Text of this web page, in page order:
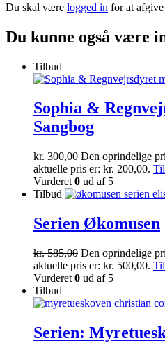
Du skal være logged in for at afgive
Du kunne også være
Tilbud
Sophia &
Sangbog
kr.300,00 Den oprindelige
aktuelle pris er: kr. 200,00.
Vurderet 0 ud af 5
Tilbud
Serien Økomusen
kr.585,00 Den oprindelige
aktuelle pris er: kr. 500,00.
Vurderet 0 ud af 5
Tilbud
Serien: